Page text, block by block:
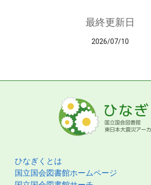
最終更新日
2026/07/10
ひなぎくとは
国立国会図書館ホームページ